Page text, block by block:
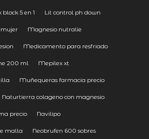
5 en 1 Lit control ph down
Magnesio nutralie
Medicamento para resfriado
200 ml Mepilex xt
Muñequeras farmacia precio
Naturtierra colageno con magnesio
precio Navilipo
malla Neobrufen 600 sobres